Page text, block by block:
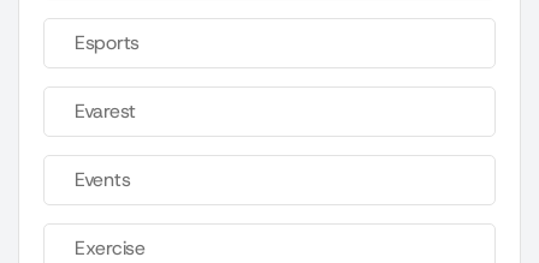
Esports
Evarest
Events
Exercise